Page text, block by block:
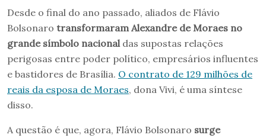
Desde o final do ano passado, aliados de Flávio
Bolsonaro transformaram Alexandre de Moraes no
grande símbolo nacional das supostas relações
perigosas entre poder político, empresários influentes
e bastidores de Brasília. O contrato de 129 milhões de
reais da esposa de Moraes, dona Vivi, é uma síntese
disso.
A questão é que, agora, Flávio Bolsonaro surge